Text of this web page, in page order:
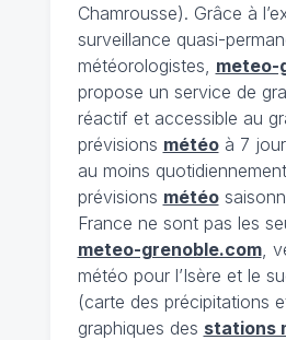
Chamrousse). Grâce à
surveillance quasi-
météorologistes, meteo-
propose un service de
réactif et accessible au
prévisions météoà 7
au moins
prévisions météo
France ne sont pas les
meteo-grenoble.com,
météo pour l’Isère et le
(carte des précipitations
graphiques des stations